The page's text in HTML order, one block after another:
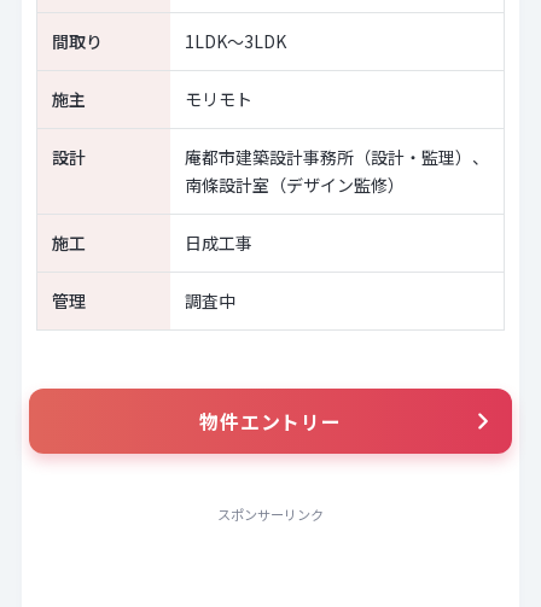
間取り 1LDK～3LDK
施主 モリモト
設計
庵都市建築設計事務所（設計・監理）、
南條設計室（デザイン監修）
施工 日成工事
管理 調査中
物件エントリー
スポンサーリンク